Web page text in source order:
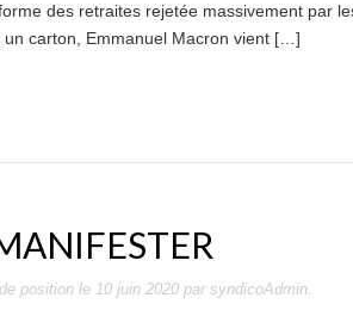
des retraites rejetée massivement par
carton, Emmanuel Macron vient […]
position le 10 juin 2020 par syndicoAdmin.